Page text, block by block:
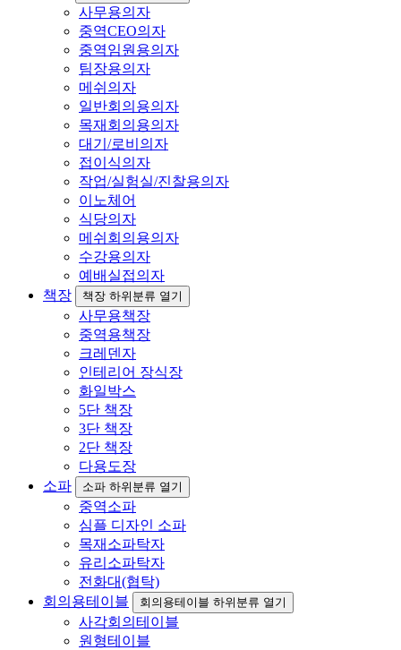
사무용의자
중역CEO의자
중역임원용의자
팀장용의자
메쉬의자
일반회의용의자
목재회의용의자
대기/로비의자
접이식의자
작업/실험실/진찰용의자
이노체어
식당의자
메쉬회의용의자
수강용의자
예배실접의자
책장
책장 하위분류 열기
사무용책장
중역용책장
크레덴자
인테리어 장식장
화일박스
5단 책장
3단 책장
2단 책장
다용도장
소파
소파 하위분류 열기
중역소파
심플 디자인 소파
목재소파탁자
유리소파탁자
전화대(협탁)
회의용테이블
회의용테이블 하위분류 열기
사각회의테이블
원형테이블